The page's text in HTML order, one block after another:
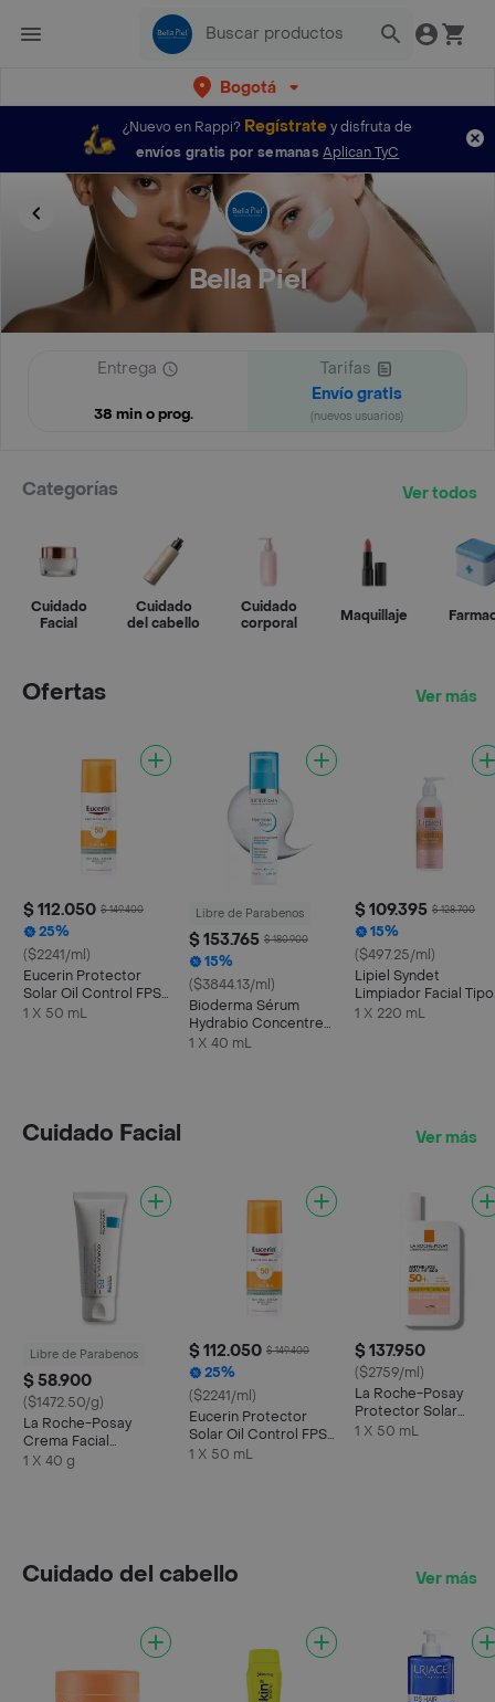
Bogotá
¿Nuevo en Rappi? Regístratey disfruta de
envíos gratis por semanas Aplican TyC
Bella Piel
Entrega
38 min o prog.
Tarifas
Envío gratis
(nuevos usuarios)
Categorías Ver todos
Cuidado
Facial
Cuidado
del cabello
Cuidado
corporal
Maquillaje
Ofertas Ver más
$ 112.050 $ 149.400
25%
($2241/ml)
Eucerin Protector
Solar Oil Control FPS
50 + Toque Seco
1 X 50 mL
Libre de Parabenos
$ 153.765 $ 180.900
15%
($3844.13/ml)
Bioderma Sérum
Hydrabio Concentre
Hidratante
1 X 40 mL
$ 109.395 $ 128.700
15%
($497.25/ml)
Lipiel Syndet
Limpiador Facial Tipo
Crema
1 X 220 mL
Cuidado Facial Ver más
Libre de Parabenos
$ 58.900
($1472.50/g)
La Roche-Posay
Crema Facial
Cicaplast Baume B5 +
1 X 40 g
$ 112.050 $ 149.400
25%
($2241/ml)
Eucerin Protector
Solar Oil Control FPS
50 + Toque Seco
1 X 50 mL
$ 137.950
($2759/ml)
La Roche-Posay
Protector Solar
Anthelios Uvmune
1 X 50 mL
Cuidado del cabello Ver más